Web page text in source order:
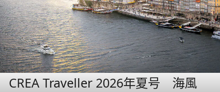
CREA Traveller 2026年夏号 海風